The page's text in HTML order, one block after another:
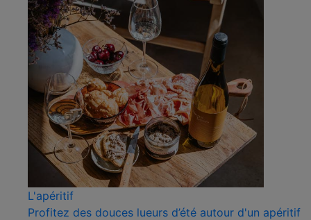
L'apéritif
Profitez des douces lueurs d’été autour d'un apéritif